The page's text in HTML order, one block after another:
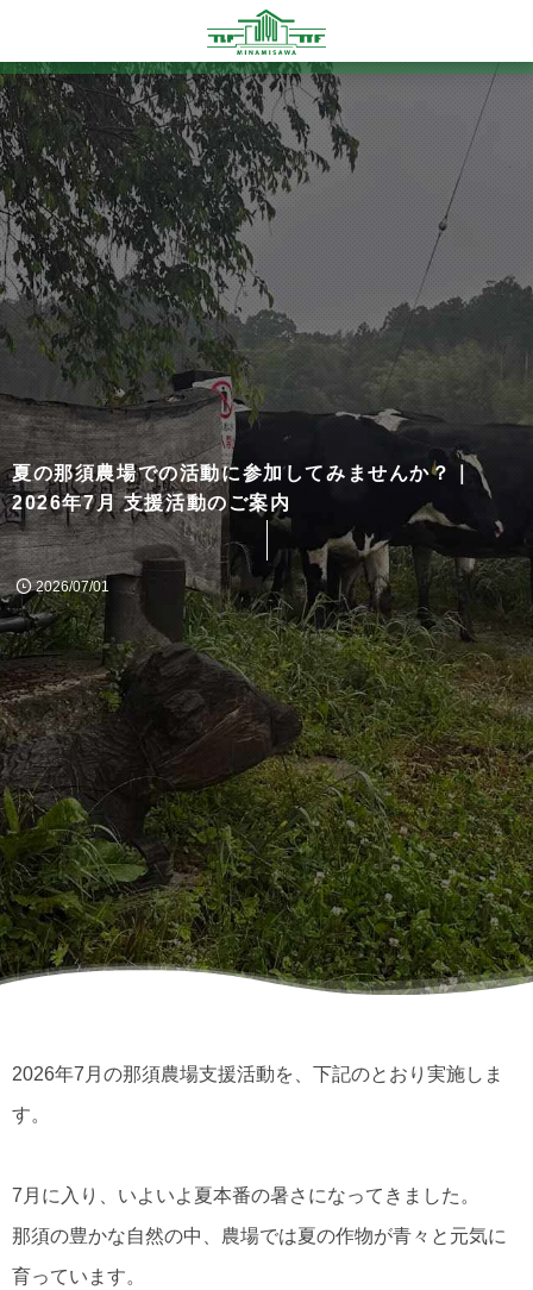
夏の那須農場での活動に参加してみませんか？｜
2026年7月 支援活動のご案内
2026/07/01
2026年7月の那須農場支援活動を、下記のとおり実施しま
す。
7月に入り、いよいよ夏本番の暑さになってきました。
那須の豊かな自然の中、農場では夏の作物が青々と元気に
育っています。